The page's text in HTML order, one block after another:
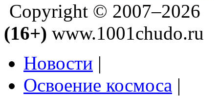
Copyright © 2007–2026
(16+) www.1001chudo.ru
Новости |
Освоение космоса |